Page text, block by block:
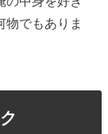
物でもありま